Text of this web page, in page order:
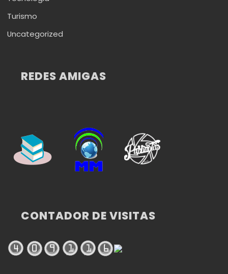
Turismo
Uncategorized
REDES AMIGAS
CONTADOR DE VISITAS